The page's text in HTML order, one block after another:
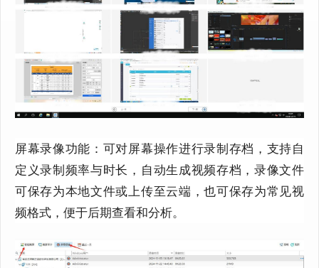
屏幕录像功能：可对屏幕操作进行录制存档，支持自
定义录制频率与时长，自动生成视频存档，录像文件
可保存为本地文件或上传至云端，也可保存为常见视
频格式，便于后期查看和分析。